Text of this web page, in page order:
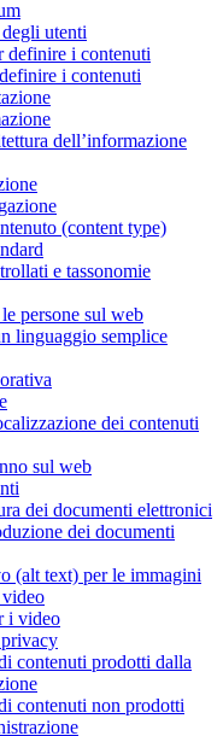
utenti
definire i contenuti
i contenuti
dell’informazione
(content type)
e tassonomie
persone sul web
linguaggio semplice
dei contenuti
sul web
dei documenti elettronici
dei documenti
(alt text) per le immagini
i video
contenuti prodotti dalla
contenuti non prodotti